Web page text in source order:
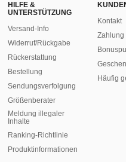
HILFE &
UNTERSTÜTZUNG
Versand-Info
Widerruf/Rückgabe
Rückerstattung
Bestellung
Sendungsverfolgung
Größenberater
Meldung illegaler
Inhalte
Ranking-Richtlinie
​Produktinformationen
Kontakt
Zahlung
Häufig